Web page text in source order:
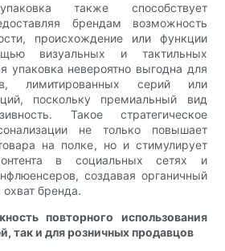
также способствует
брендам возможность
происхождение или функции
визуальных и тактильных
упаковка невероятно выгодна для
лимитированных серий или
поскольку премиальный вид
Такое стратегическое
не только повышает
на полке, но и стимулирует
в социальных сетях и
создавая органичный
бренда.
повторного использования
так и для розничных продавцов